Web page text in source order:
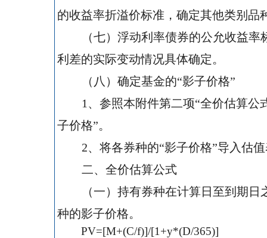
的收益率折溢价标准，确定其他类别品
（七）浮动利率债券的公允收益
利差的实际变动情况具体确定。
（八）确定基金的“影子价格”
1 、参照本附件第二项“全价估算公
子价格”。
2、将各券种的“影子价格”导入估
二、全价估算公式
（一）持有券种在计算日至到期日
种的影子价格。
PV=[M+(C/f)]/[1+y*(D/365)]